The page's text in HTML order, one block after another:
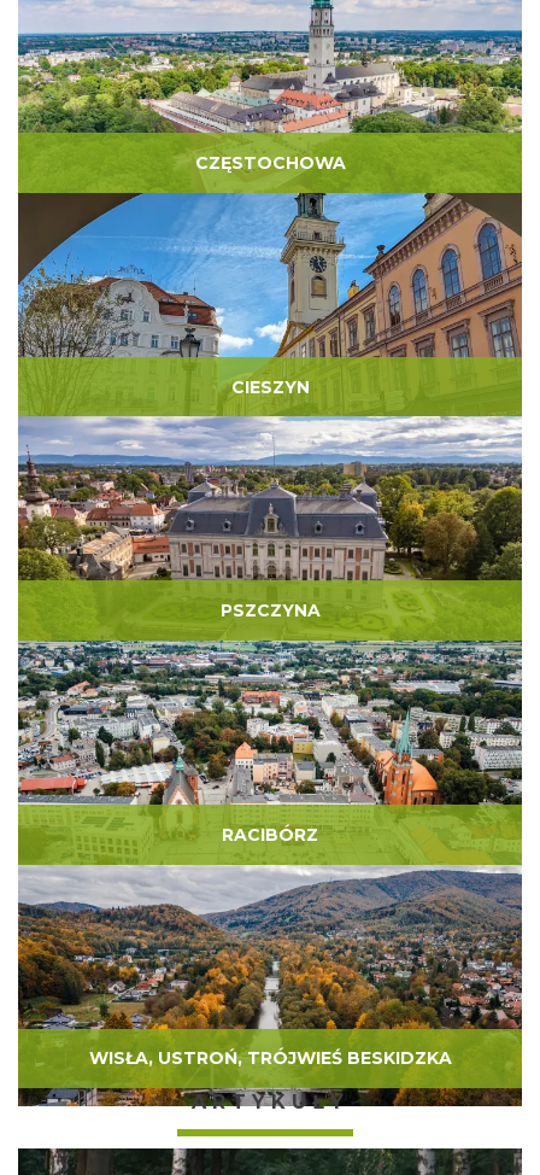
CZĘSTOCHOWA
CIESZYN
PSZCZYNA
RACIBÓRZ
WISŁA, USTROŃ, TRÓJWIEŚ BESKIDZKA
ARTYKUŁY